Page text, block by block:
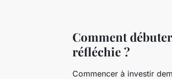
Comment
réfléchie ?
Commencer à investir